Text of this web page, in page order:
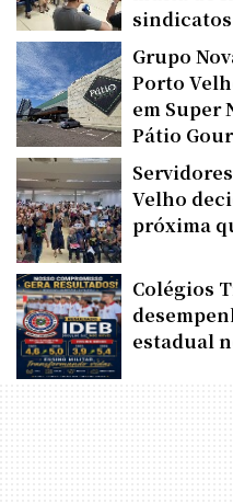
sindicatos
Grupo
Porto
em Super
Pátio
Velho
próxima
Colégios
estadual